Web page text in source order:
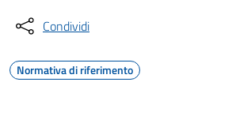
Condividi
Normativa di riferimento